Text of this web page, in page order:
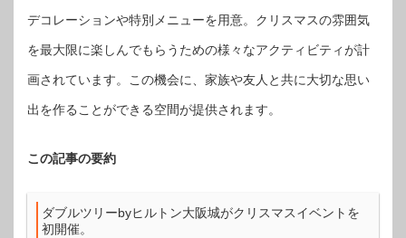
デコレーションや特別メニューを用意。クリスマスの雰囲気
を最大限に楽しんでもらうための様々なアクティビティが計
画されています。この機会に、家族や友人と共に大切な思い
出を作ることができる空間が提供されます。
この記事の要約
ダブルツリーbyヒルトン大阪城がクリスマスイベントを
初開催。